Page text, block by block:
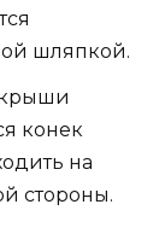
шляпкой.
крыши
конек
на
стороны.